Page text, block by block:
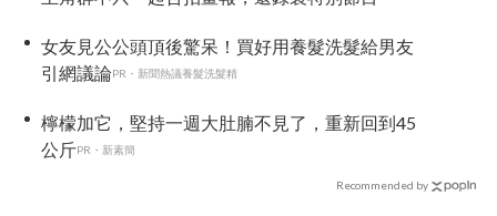
女友見公公頭頂後驚呆！買好用養髮洗髮給男友
引網議論PR・新聞熱議養髮洗髮精
檸檬加它，堅持一週大肚腩不見了，重新回到45
公斤PR・新素簡
Recommended by